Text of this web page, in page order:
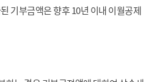
기부금액은 향후 10년 이내 이월공제